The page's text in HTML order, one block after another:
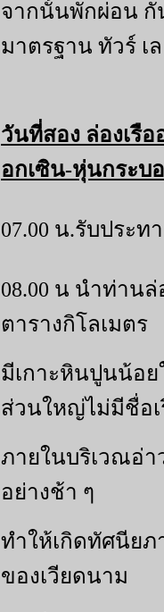
จากนั้นพักผ่อน กั
มาตรฐาน ทัวร์ เ
วันที่สอง ล่องเรื
อกเซิน-หุ่นกระบ
07.00 น.รับประ
08.00 น นำท่านล่
ตารางกิโลเมตร
มีเกาะหินปูนน้อย
ส่วนใหญ่ไม่มีชื่อเ
ภายในบริเวณอ่า
อย่างช้า ๆ
ทำให้เกิดทัศนีย
ของเวียดนาม